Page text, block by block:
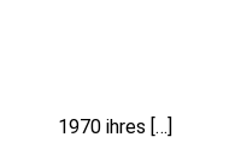
1970 ihres […]